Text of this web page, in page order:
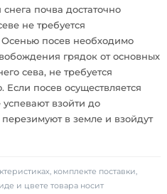
почва достаточно
не требуется
посев необходимо
грядок от основных
сева, не требуется
Если посев осуществляется
взойти до
в земле и взойдут
комплекте поставки,
и цвете товара носит